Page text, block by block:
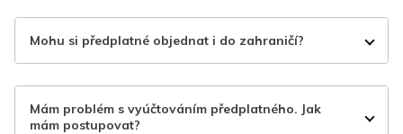
Mohu si předplatné objednat i do zahraničí?
Mám problém s vyúčtováním předplatného. Jak
mám postupovat?